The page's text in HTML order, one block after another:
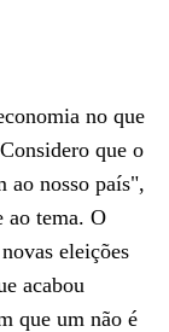
no que
que o
ao nosso país",
ao tema. O
eleições
acabou
que um não é